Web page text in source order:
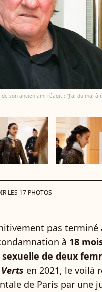
son ancien ami réagit : "J'ai du mal à
LES 17 PHOTOS
pas terminé
à 18
de deux
en 2021, le voilà
de Paris par une